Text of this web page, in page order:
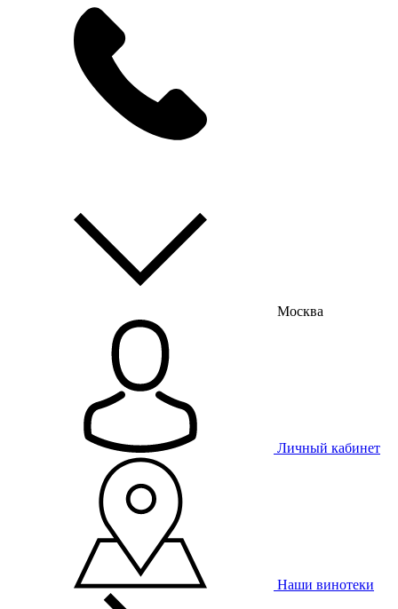
Москва
Личный кабинет
Наши винотеки